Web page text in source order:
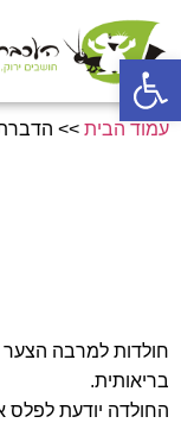
עמוד הבית >>
חולדות למרבה הצער
בריאותית.
החולדה יודעת לפלס
פתח סרגל נגישות